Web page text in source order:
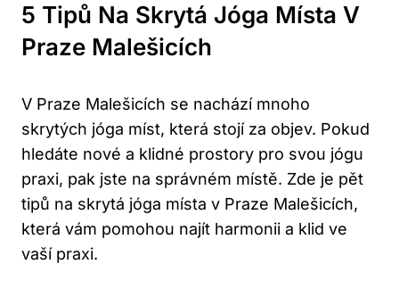
5 Tipů Na Skrytá Jóga Místa V
Praze Malešicích
V Praze Malešicích se nachází mnoho
skrytých jóga míst, která stojí za objev. Pokud
hledáte nové a klidné prostory pro svou jógu
praxi, pak jste na správném místě. Zde je pět
tipů na skrytá jóga místa v Praze Malešicích,
která vám pomohou najít harmonii a klid ve
vaší praxi.